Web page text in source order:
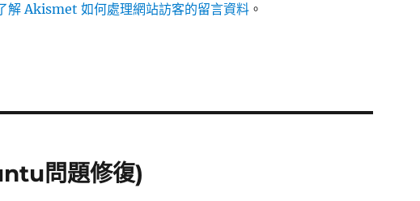
解 Akismet 如何處理網站訪客的留言資料 。
問題修復)